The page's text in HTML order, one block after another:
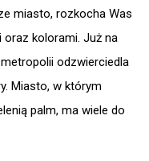
miasto, rozkocha Was
kolorami. Już na
odzwierciedla
Miasto, w którym
palm, ma wiele do